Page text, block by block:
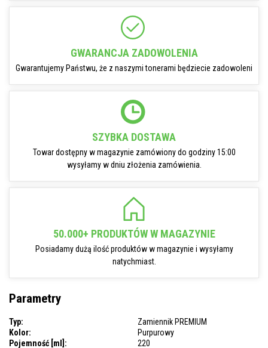
GWARANCJA ZADOWOLENIA
Gwarantujemy Państwu, że z naszymi tonerami będziecie zadowoleni
SZYBKA DOSTAWA
Towar dostępny w magazynie zamówiony do godziny 15:00
wysyłamy w dniu złożenia zamówienia.
50.000+ PRODUKTÓW W MAGAZYNIE
Posiadamy dużą ilość produktów w magazynie i wysyłamy
natychmiast.
Parametry
Typ:
Zamiennik PREMIUM
Kolor:
Purpurowy
Pojemność [ml]:
220